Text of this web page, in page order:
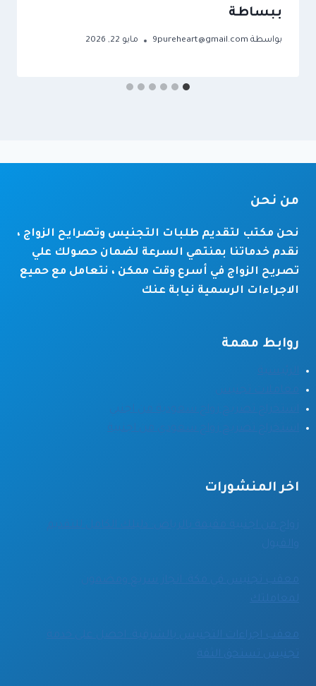
ببساطة
بواسطة 9pureheart@gmail.com مايو 22, 2026
من نحن
نحن مكتب لتقديم طلبات التجنيس وتصرايح الزواج ،
نقدم خدماتنا بمنتهي السرعة لضمان حصولك علي
تصريح الزواج في أسرع وقت ممكن ، نتعامل مع حميع
الاجراءات الرسمية نيابة عنك
روابط مهمة
الرئيسية
معاملات تجنيس
استخراج تصريح زواج سعودية من اجنبي
استخراج تصريح زواج سعودي من اجنبية
اخر المنشورات
زواج من اجنبية مقيمة بالرياض: دليلك الكامل للتقديم
معقب تجنيس في مكة: انجاز سريع ومضمون
معقب اجراءات التجنيس بالشرقية: احصل على خدمة
تجنيس تستحق الثقة